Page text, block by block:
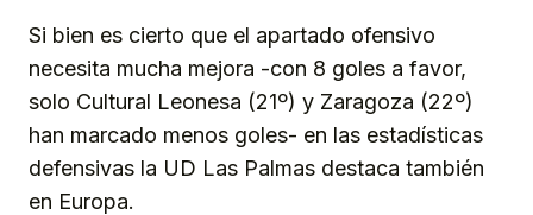
Si bien es cierto que el apartado ofensivo
necesita mucha mejora -con 8 goles a favor,
solo Cultural Leonesa (21º) y Zaragoza (22º)
han marcado menos goles- en las estadísticas
defensivas la UD Las Palmas destaca también
en Europa.